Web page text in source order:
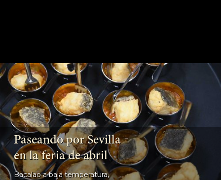
Paseando por Sevilla
en la feria de abril
Bacalao a baja temperatura,